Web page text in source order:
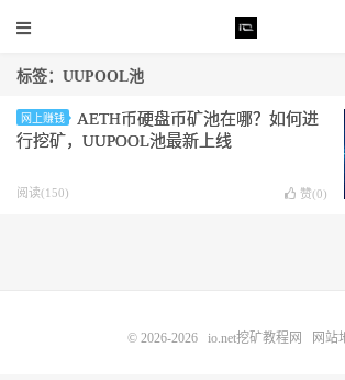
标签：UUPOOL池
网上赚钱
AETH币硬盘币矿池在哪？如何进
行挖矿，UUPOOL池最新上线
阅读(150) 赞(0)
© 2026-2026 io.net挖矿教程网 网站